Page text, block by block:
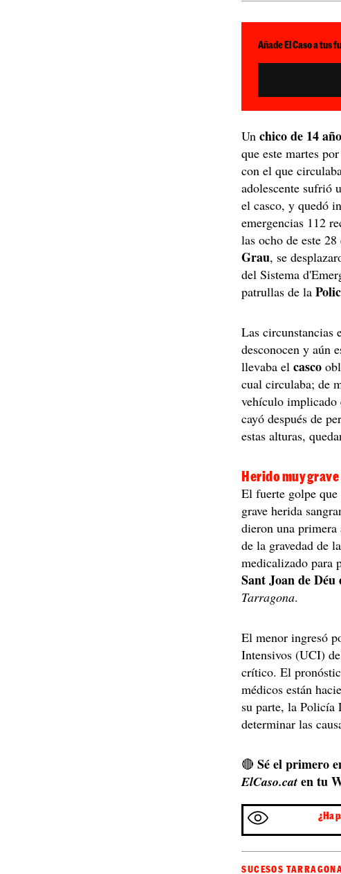
Añade El Caso a tus
Unchico de 14
que este martes
con el que
adolescente sufrió
el casco, y quedó
emergencias 112
las ocho de este
Grau, se
del Sistema
patrullas de la
Las circunstancias
desconocen y aún
llevaba elcasco
cual circulaba; de
vehículo implicado
cayó después de
estas alturas,
Herido muy
El fuerte golpe
grave herida
dieron una
de la gravedad de
medicalizado para
Sant Joan de Déu
Tarragona.
El menor ingresó
Intensivos (UCI)
crítico. El
médicos están
su parte, la Policía
determinar las
🔴Sé el primero
ElCaso.cat en tu
¿Ha
SUCESOS